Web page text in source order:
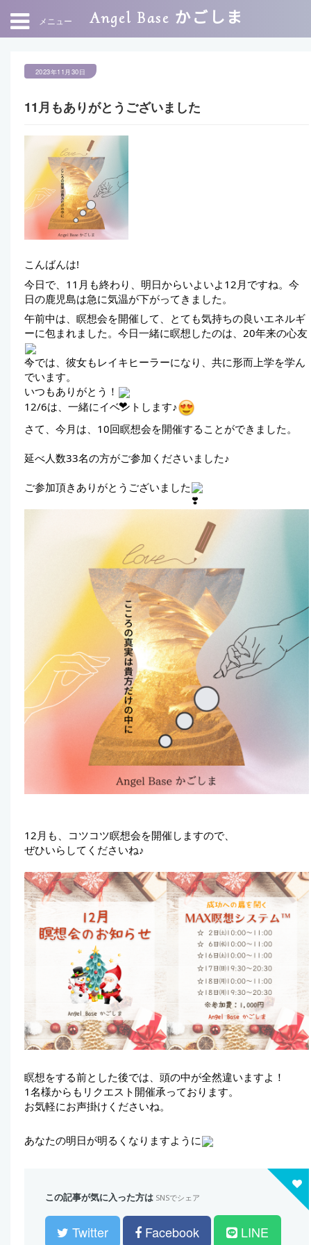
メニュー Angel Base かごしま
2023年11月30日
11月もありがとうございました
こんばんは!
今日で、11月も終わり、明日からいよいよ12月ですね。今
日の鹿児島は急に気温が下がってきました。
午前中は、瞑想会を開催して、とても気持ちの良いエネルギ
ーに包まれました。今日一緒に瞑想したのは、20年来の心友
今では、彼女もレイキヒーラーになり、共に形而上学を学ん
でいます。
いつもありがとう！
12/6は、一緒にイベントします♪
さて、今月は、10回瞑想会を開催することができました。
延べ人数33名の方がご参加くださいました♪
ご参加頂きありがとうございました
12月も、コツコツ瞑想会を開催しますので、
ぜひいらしてくださいね♪
瞑想をする前とした後では、頭の中が全然違いますよ！
1名様からもリクエスト開催承っております。
お気軽にお声掛けくださいね。
あなたの明日が明るくなりますように
この記事が気に入った方は SNSでシェア
Twitter Facebook LINE